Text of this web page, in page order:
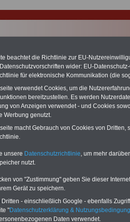
15
Zehn OnlineBücher & eBooks für
Komplettpreis von 15 Euro im Jahr -
Wissenswertes zum Beamtenrecht
sowieNebentätigkeitsrecht , Tarifrecht,
Dienst>>>mehr Informationen
Nachzahlung für alle Beamtinnen und
Alimentation
beachtet die Richtlinie zur EU-
wider: EU-
für elektronische Kommunikation (die
verwendet Cookies, um die
bereitzustellen. Es werden
von Anzeigen verwendet - und Cookies
Werbung genutzt.
macht Gebrauch von Cookies von
unsere Datenschutzrichtlinie, um mehr
nutzt.
von "Zustimmung" geben Sie dieser
Gerät zu speichern.
- einschließlich Google - ebenfalls
"Datenschutzerklärung &
Daten verwendet.